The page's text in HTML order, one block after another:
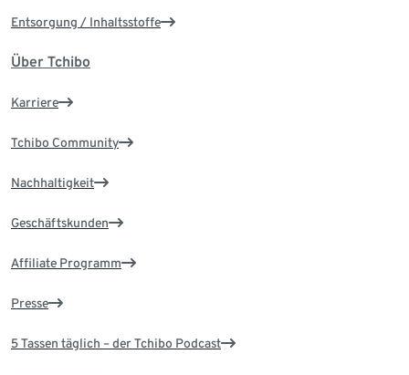
Entsorgung / Inhaltsstoffe
Über Tchibo
Karriere
Tchibo Community
Nachhaltigkeit
Geschäftskunden
Affiliate Programm
Presse
5 Tassen täglich – der Tchibo Podcast